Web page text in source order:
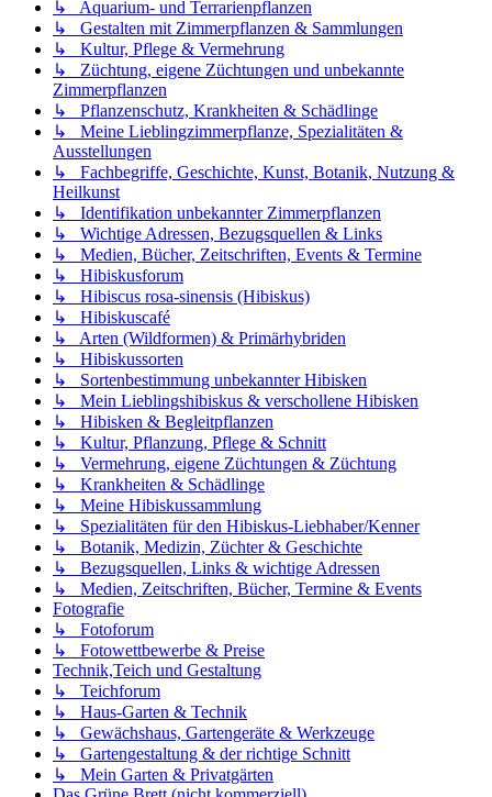
↳ Aquarium- und Terrarienpflanzen
↳ Gestalten mit Zimmerpflanzen & Sammlungen
↳ Kultur, Pflege & Vermehrung
↳ Züchtung, eigene Züchtungen und unbekannte
Zimmerpflanzen
↳ Pflanzenschutz, Krankheiten & Schädlinge
↳ Meine Lieblingzimmerpflanze, Spezialitäten &
Ausstellungen
↳ Fachbegriffe, Geschichte, Kunst, Botanik, Nutzung &
Heilkunst
↳ Identifikation unbekannter Zimmerpflanzen
↳ Wichtige Adressen, Bezugsquellen & Links
↳ Medien, Bücher, Zeitschriften, Events & Termine
↳ Hibiskusforum
↳ Hibiscus rosa-sinensis (Hibiskus)
↳ Hibiskuscafé
↳ Arten (Wildformen) & Primärhybriden
↳ Hibiskussorten
↳ Sortenbestimmung unbekannter Hibisken
↳ Mein Lieblingshibiskus & verschollene Hibisken
↳ Hibisken & Begleitpflanzen
↳ Kultur, Pflanzung, Pflege & Schnitt
↳ Vermehrung, eigene Züchtungen & Züchtung
↳ Krankheiten & Schädlinge
↳ Meine Hibiskussammlung
↳ Spezialitäten für den Hibiskus-Liebhaber/Kenner
↳ Botanik, Medizin, Züchter & Geschichte
↳ Bezugsquellen, Links & wichtige Adressen
↳ Medien, Zeitschriften, Bücher, Termine & Events
Fotografie
↳ Fotoforum
↳ Fotowettbewerbe & Preise
Technik,Teich und Gestaltung
↳ Teichforum
↳ Haus-Garten & Technik
↳ Gewächshaus, Gartengeräte & Werkzeuge
↳ Gartengestaltung & der richtige Schnitt
↳ Mein Garten & Privatgärten